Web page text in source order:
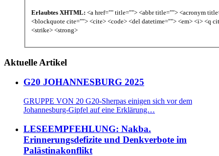
Erlaubtes XHTML: <a href="" title=""> <abbr title=""> <acronym
<blockquote cite=""> <cite> <code> <del datetime=""> <em> <i> <q
<strike> <strong>
Aktuelle Artikel
G20 JOHANNESBURG 2025
GRUPPE VON 20 G20-Sherpas einigen sich vor dem
Johannesburg-Gipfel auf eine Erklärung…
LESEEMPFEHLUNG: Nakba.
Erinnerungsdefizite und Denkverbote im
Palästinakonflikt